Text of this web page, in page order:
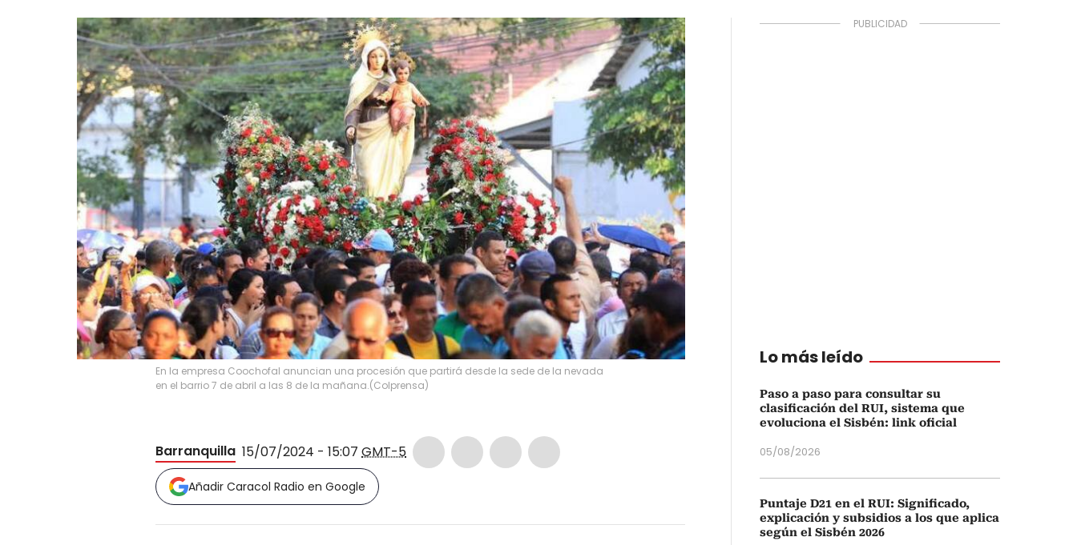
En la empresa Coochofal anuncian una procesión que partirá desde la sede de la nevada
en el barrio 7 de abril a las 8 de la mañana.(Colprensa)
Barranquilla 15/07/2024 - 15:07 GMT-5
Añadir Caracol Radio en Google
Lo más leído
Paso a paso para consultar su
clasificación del RUI, sistema que
evoluciona el Sisbén: link oficial
05/08/2026
Puntaje D21 en el RUI: Significado,
explicación y subsidios a los que aplica
según el Sisbén 2026